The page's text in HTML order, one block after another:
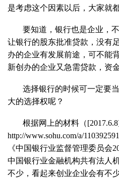
是考虑这个因素以后，大家就
要知道，银行也是企业，
让银行的股东批准贷款，没有
办的企业有发展前途，可不能
新创办的企业又急需贷款，资
选择银行的时候可一定要
大的选择权呢？
根据网上的材料（
http://www.sohu.com/a/
《中国银行业监督管理委员会
中国银行业金融机构共有法人
不少，看起来创业企业会有不